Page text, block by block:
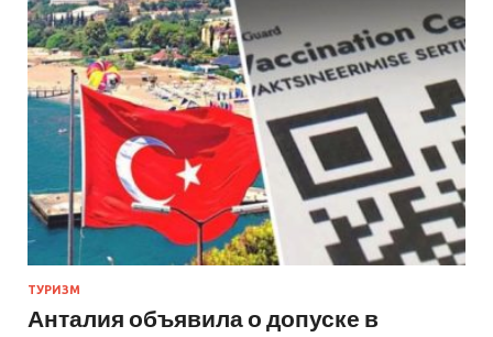
ТУРИЗМ
Анталия объявила о допуске в